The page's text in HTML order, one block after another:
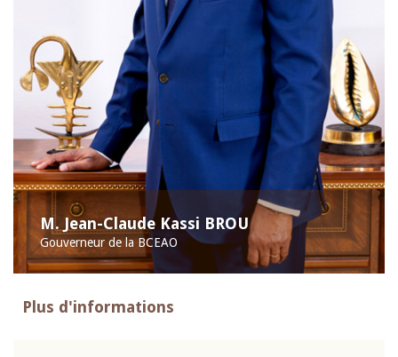
M. Jean-Claude Kassi BROU
Gouverneur de la BCEAO
Plus d'informations